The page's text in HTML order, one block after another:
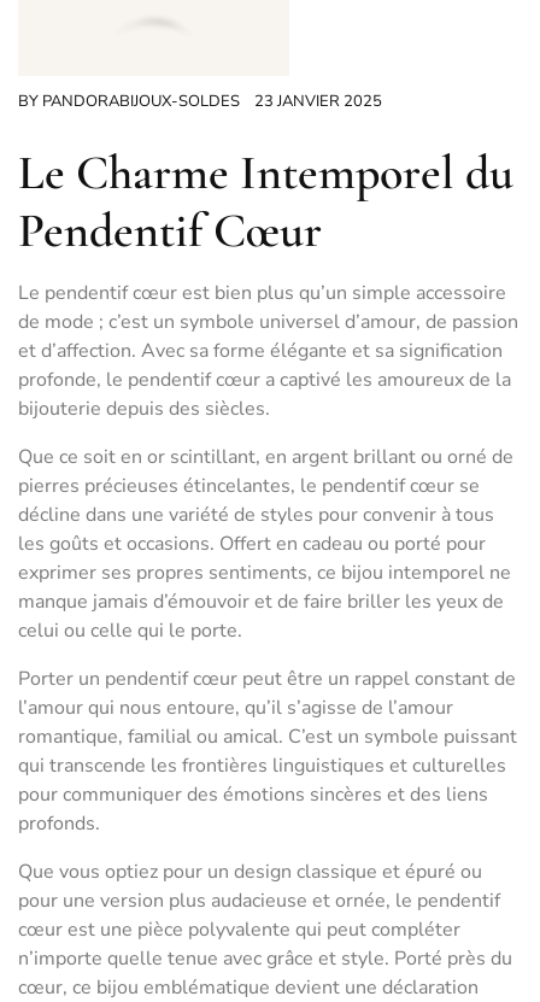
BY PANDORABIJOUX-SOLDES 23 JANVIER 2025
Le Charme Intemporel du
Pendentif Cœur
Le pendentif cœur est bien plus qu’un simple accessoire
de mode ; c’est un symbole universel d’amour, de passion
et d’affection. Avec sa forme élégante et sa signification
profonde, le pendentif cœur a captivé les amoureux de la
bijouterie depuis des siècles.
Que ce soit en or scintillant, en argent brillant ou orné de
pierres précieuses étincelantes, le pendentif cœur se
décline dans une variété de styles pour convenir à tous
les goûts et occasions. Offert en cadeau ou porté pour
exprimer ses propres sentiments, ce bijou intemporel ne
manque jamais d’émouvoir et de faire briller les yeux de
celui ou celle qui le porte.
Porter un pendentif cœur peut être un rappel constant de
l’amour qui nous entoure, qu’il s’agisse de l’amour
romantique, familial ou amical. C’est un symbole puissant
qui transcende les frontières linguistiques et culturelles
pour communiquer des émotions sincères et des liens
profonds.
Que vous optiez pour un design classique et épuré ou
pour une version plus audacieuse et ornée, le pendentif
cœur est une pièce polyvalente qui peut compléter
n’importe quelle tenue avec grâce et style. Porté près du
cœur, ce bijou emblématique devient une déclaration